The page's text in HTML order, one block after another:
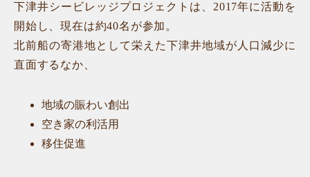
下津井シービレッジプロジェクトは、2017年に活動を
開始し、現在は約40名が参加。
北前船の寄港地として栄えた下津井地域が人口減少に
直面するなか、
地域の賑わい創出
空き家の利活用
移住促進